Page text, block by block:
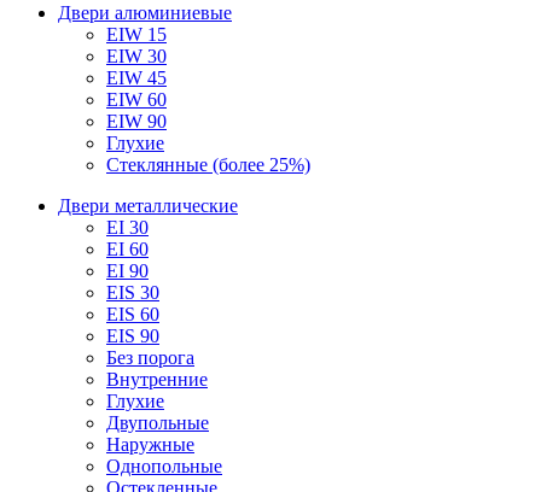
Двери алюминиевые
EIW 15
EIW 30
EIW 45
EIW 60
EIW 90
Глухие
Стеклянные (более 25%)
Двери металлические
EI 30
EI 60
EI 90
EIS 30
EIS 60
EIS 90
Без порога
Внутренние
Глухие
Двупольные
Наружные
Однопольные
Остекленные